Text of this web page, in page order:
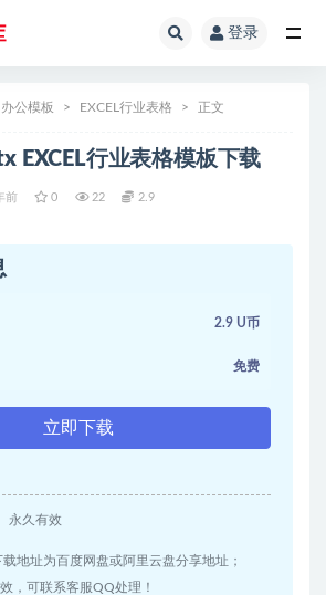
登录
办公模板 EXCEL行业表格 正文
EXCEL行业表格模板下载
前 0 22 2.9
2.9 U币
免费
立即下载
永久有效
载地址为百度网盘或阿里云盘分享地址；
，可联系客服QQ处理！